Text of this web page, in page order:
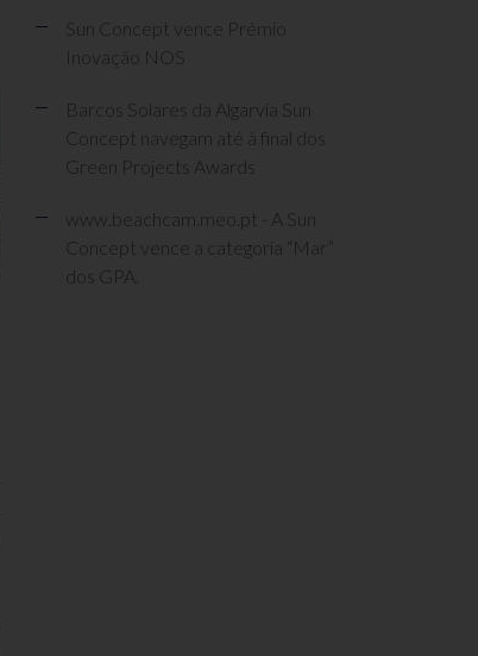
Sun Concept vence Prémio
Inovação NOS
Barcos Solares da Algarvia Sun
Concept navegam até à final dos
Green Projects Awards
www.beachcam.meo.pt - A Sun
Concept vence a categoria “Mar”
dos GPA.